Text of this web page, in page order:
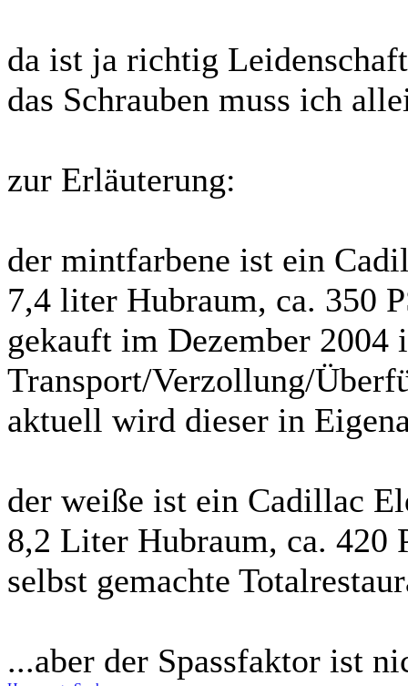
da ist ja richtig
das Schrauben muss ich
zur Erläuterung:
der mintfarbene ist ein
7,4 liter Hubraum, ca. 350
gekauft im Dezember 2004
Transport/Verzollung/
aktuell wird dieser in
der weiße ist ein Cadillac
8,2 Liter Hubraum, ca. 420
selbst gemachte
...aber der Spassfaktor ist